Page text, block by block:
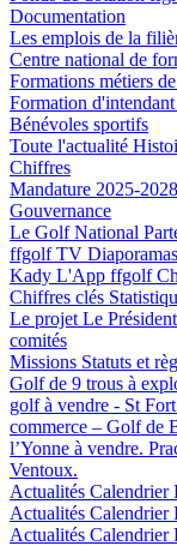
Documentation
Les emplois de la
Centre national de
Formations métiers
Formation
Bénévoles sportifs
Toute l'actualité
Chiffres
Mandature 2025-2028
Gouvernance
Le Golf National
ffgolf TV Diaporamas
Kady L'App ffgolf
Chiffres clés
Le projet Le Président
comités
Missions Statuts et
Golf de 9 trous à
golf à vendre - St
commerce – Golf de
l’Yonne à vendre.
Ventoux.
Actualités Calendrier
Actualités Calendrier
Actualités Calendrier